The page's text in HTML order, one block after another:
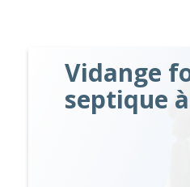
Vidange
septique